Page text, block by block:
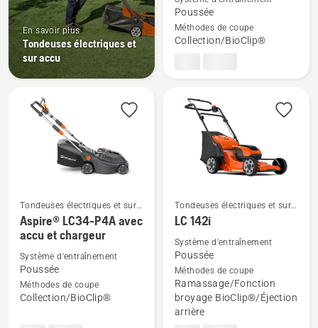
En savoir plus
Tondeuses électriques et
sur accu
de
détails
sur
Poussée
Méthodes de coupe
Collection/BioClip®
Voir
plus
de
détails
sur
Tondeuses électriques et sur
accu
Aspire® LC34-P4A avec
accu et chargeur
Système d'entraînement
Poussée
Méthodes de coupe
Collection/BioClip®
Voir
plus
de
détails
sur
LC 142i
Tondeuses électriques et sur
accu
LC 142i
Système d'entraînement
Poussée
Méthodes de coupe
Ramassage/Fonction
broyage BioClip®/Éjection
arrière